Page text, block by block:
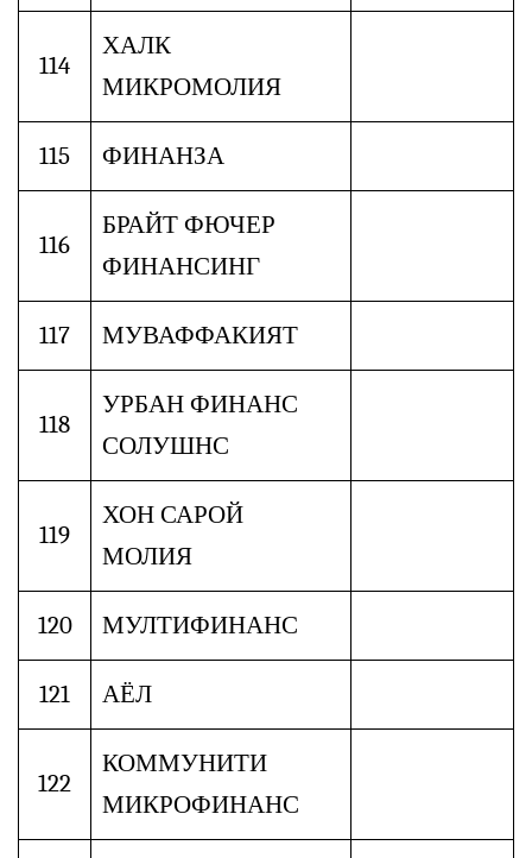
114
ХАЛК
МИКРОМОЛИЯ
115 ФИНАНЗА
116
БРАЙТ ФЮЧЕР
ФИНАНСИНГ
117 МУВАФФАКИЯТ
118
УРБАН ФИНАНС
СОЛУШНС
119
ХОН САРОЙ
МОЛИЯ
120 МУЛТИФИНАНС
121 АЁЛ
122
КОММУНИТИ
МИКРОФИНАНС